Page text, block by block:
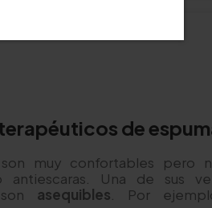
de
son muy confortables pero
antiescaras. Una de sus
asequibles . Por